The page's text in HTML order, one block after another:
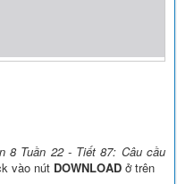
8 Tuần 22 - Tiết 87: Câu cầu
vào nút DOWNLOAD ở trên